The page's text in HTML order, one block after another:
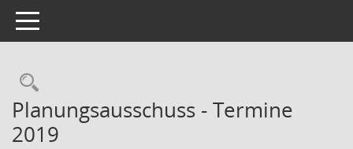
Toggle navigation
Rechercheauswahl
Planungsausschuss - Termine
2019